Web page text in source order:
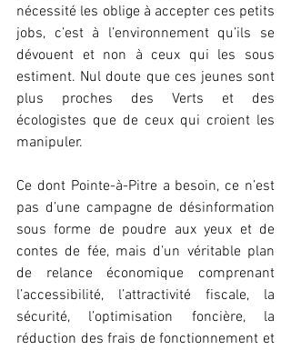
nécessité les oblige à accepter ces petits
jobs, c’est à l’environnement qu’ils se
dévouent et non à ceux qui les sous
estiment. Nul doute que ces jeunes sont
plus proches des Verts et des
écologistes que de ceux qui croient les
manipuler.
Ce dont Pointe-à-Pitre a besoin, ce n’est
pas d’une campagne de désinformation
sous forme de poudre aux yeux et de
contes de fée, mais d’un véritable plan
de relance économique comprenant
l’accessibilité, l’attractivité fiscale, la
sécurité, l’optimisation foncière, la
réduction des frais de fonctionnement et